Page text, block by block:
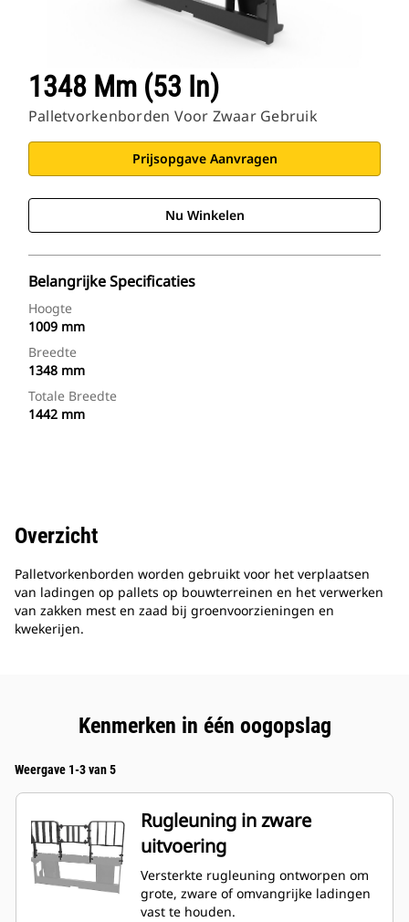
1348 Mm (53 In)
Palletvorkenborden Voor Zwaar Gebruik
Prijsopgave Aanvragen
Nu Winkelen
Belangrijke Specificaties
Hoogte
1009 mm
Breedte
1348 mm
Totale Breedte
1442 mm
Overzicht
Palletvorkenborden worden gebruikt voor het verplaatsen
van ladingen op pallets op bouwterreinen en het verwerken
van zakken mest en zaad bij groenvoorzieningen en
kwekerijen.
Kenmerken in één oogopslag
Weergave 1-3 van 5
Rugleuning in zware
uitvoering
Versterkte rugleuning ontworpen om
grote, zware of omvangrijke ladingen
vast te houden.